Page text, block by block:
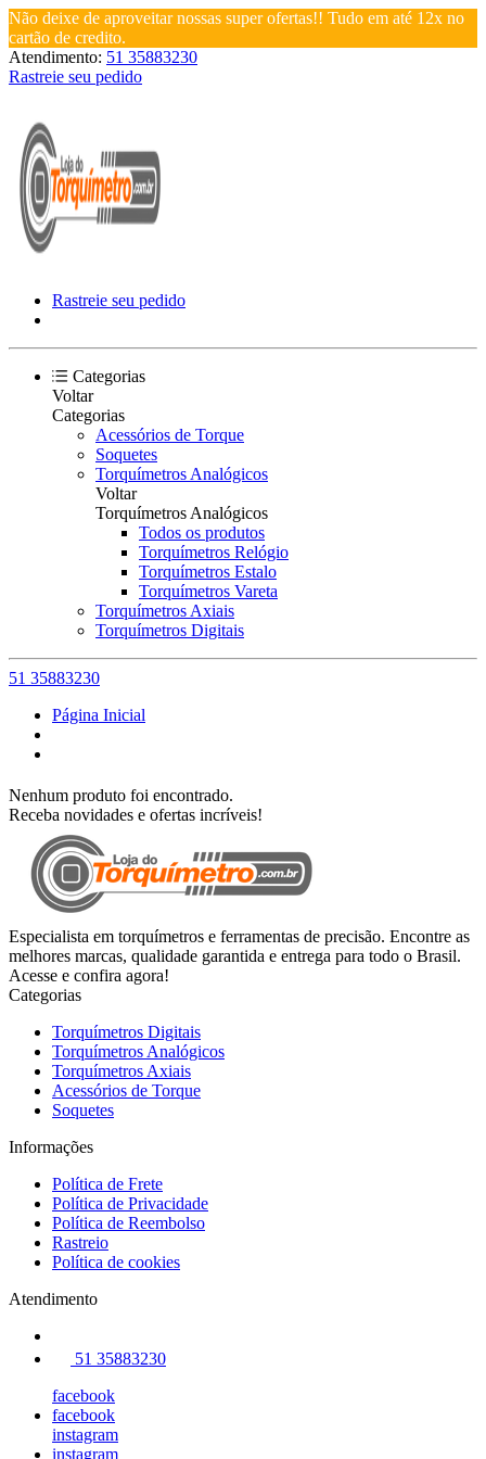
Não deixe de aproveitar nossas super ofertas!! Tudo em até 12x no
cartão de credito.
Atendimento: 51 35883230
Rastreie seu pedido
Rastreie seu pedido
Categorias
Voltar
Categorias
Acessórios de Torque
Soquetes
Torquímetros Analógicos
Voltar
Torquímetros Analógicos
Todos os produtos
Torquímetros Relógio
Torquímetros Estalo
Torquímetros Vareta
Torquímetros Axiais
Torquímetros Digitais
51 35883230
Página Inicial
Nenhum produto foi encontrado.
Receba novidades e ofertas incríveis!
Especialista em torquímetros e ferramentas de precisão. Encontre as
melhores marcas, qualidade garantida e entrega para todo o Brasil.
Acesse e confira agora!
Categorias
Torquímetros Digitais
Torquímetros Analógicos
Torquímetros Axiais
Acessórios de Torque
Soquetes
Informações
Política de Frete
Política de Privacidade
Política de Reembolso
Rastreio
Política de cookies
Atendimento
51 35883230
facebook
facebook
instagram
instagram